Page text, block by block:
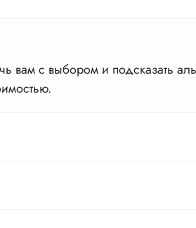
вам с выбором и подсказать